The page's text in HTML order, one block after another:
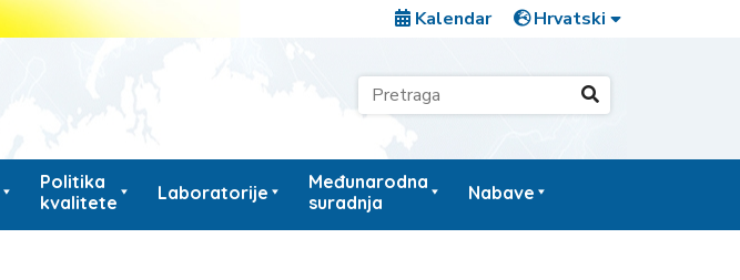
Kalendar
Politika
kvalitete
Laboratorije
Međunarodna
suradnja
Nabave